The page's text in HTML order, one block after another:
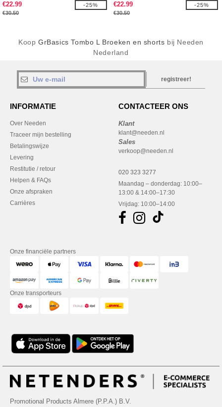
€22.99
€30.50
-25% €22.99
€30.50
-25%
Koop GrBasics Tombo L Broeken en shorts bij Needen
Nederland
registreer!
INFORMATIE
Over Needen
Traceer mijn bestelling
Betalingswijze
Levering
Restitutie / retour
Helpen & FAQs
Onze afspraken
Carrières
CONTACTEER ONS
Klant
klant@needen.nl
Sales
verkoop@needen.nl
020 323 3277
Maandag – donderdag: 10:00–
13:00 & 14:00–17:30
Vrijdag: 10:00–14:00
Onze financiële partners
Onze transporteurs
Promotional Products Almere (P.P.A.) B.V.